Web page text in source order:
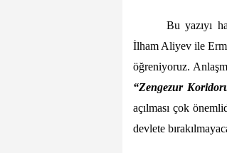
Bu yazıyı
İlham Aliyev ile
öğreniyoruz.
“Zengezur
açılması çok
devlete